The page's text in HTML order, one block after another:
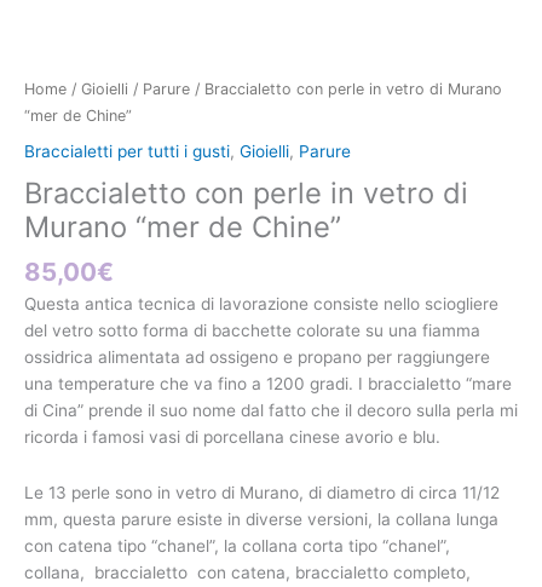
Home / Gioielli / Parure / Braccialetto con perle in vetro di Murano
“mer de Chine”
Braccialetti per tutti i gusti, Gioielli, Parure
Braccialetto con perle in vetro di
Murano “mer de Chine”
85,00€
Questa antica tecnica di lavorazione consiste nello sciogliere
del vetro sotto forma di bacchette colorate su una fiamma
ossidrica alimentata ad ossigeno e propano per raggiungere
una temperature che va fino a 1200 gradi. I braccialetto “mare
di Cina” prende il suo nome dal fatto che il decoro sulla perla mi
ricorda i famosi vasi di porcellana cinese avorio e blu.
Le 13 perle sono in vetro di Murano, di diametro di circa 11/12
mm, questa parure esiste in diverse versioni, la collana lunga
con catena tipo “chanel”, la collana corta tipo “chanel”,
collana, braccialetto con catena, braccialetto completo,
"mer
de
quantità